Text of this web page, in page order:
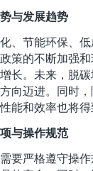
与发展趋势
、节能环保、
策的不断加强
长。未来，脱碳
向迈进。同时
能和效率也将得
与操作规范
要严格遵守操